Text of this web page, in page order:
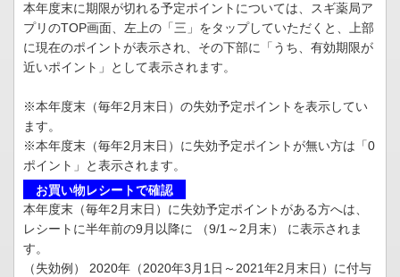
本年度末に期限が切れる予定ポイントについては、スギ薬局ア
プリのTOP画面、左上の「三」をタップしていただくと、上部
に現在のポイントが表示され、その下部に「うち、有効期限が
近いポイント」として表示されます。
※本年度末（毎年2月末日）の失効予定ポイントを表示してい
ます。
※本年度末（毎年2月末日）に失効予定ポイントが無い方は「0
ポイント」と表示されます。
お買い物レシートで確認
本年度末（毎年2月末日）に失効予定ポイントがある方へは、
レシートに半年前の9月以降に （9/1～2月末） に表示されま
す。
（失効例） 2020年（2020年3月1日～2021年2月末日）に付与